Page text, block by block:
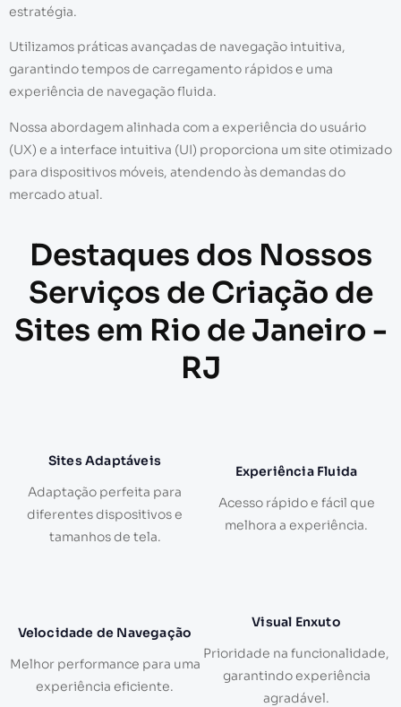
estratégia.
Utilizamos práticas avançadas de navegação intuitiva,
garantindo tempos de carregamento rápidos e uma
experiência de navegação fluida.
Nossa abordagem alinhada com a experiência do usuário
(UX) e a interface intuitiva (UI) proporciona um site otimizado
para dispositivos móveis, atendendo às demandas do
mercado atual.
Destaques dos Nossos
Serviços de Criação de
Sites em Rio de Janeiro -
RJ
Sites Adaptáveis
Adaptação perfeita para
diferentes dispositivos e
tamanhos de tela.
Experiência Fluida
Acesso rápido e fácil que
melhora a experiência.
Velocidade de Navegação
Melhor performance para uma
experiência eficiente.
Visual Enxuto
Prioridade na funcionalidade,
garantindo experiência
agradável.